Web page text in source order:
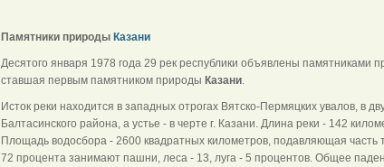
Памятники природы Казани
Десятого января 1978 года 29 рек республики объявлены памятниками
ставшая первым памятником природы Казани.
Исток реки находится в западных отрогах Вятско-Пермяцких увалов, в
Балтасинского района, а устье - в черте г. Казани. Длина реки - 142
Площадь водосбора - 2600 квадратных километров, подавляющая часть
72 процента занимают пашни, леса - 13, луга - 5 процентов. Общее